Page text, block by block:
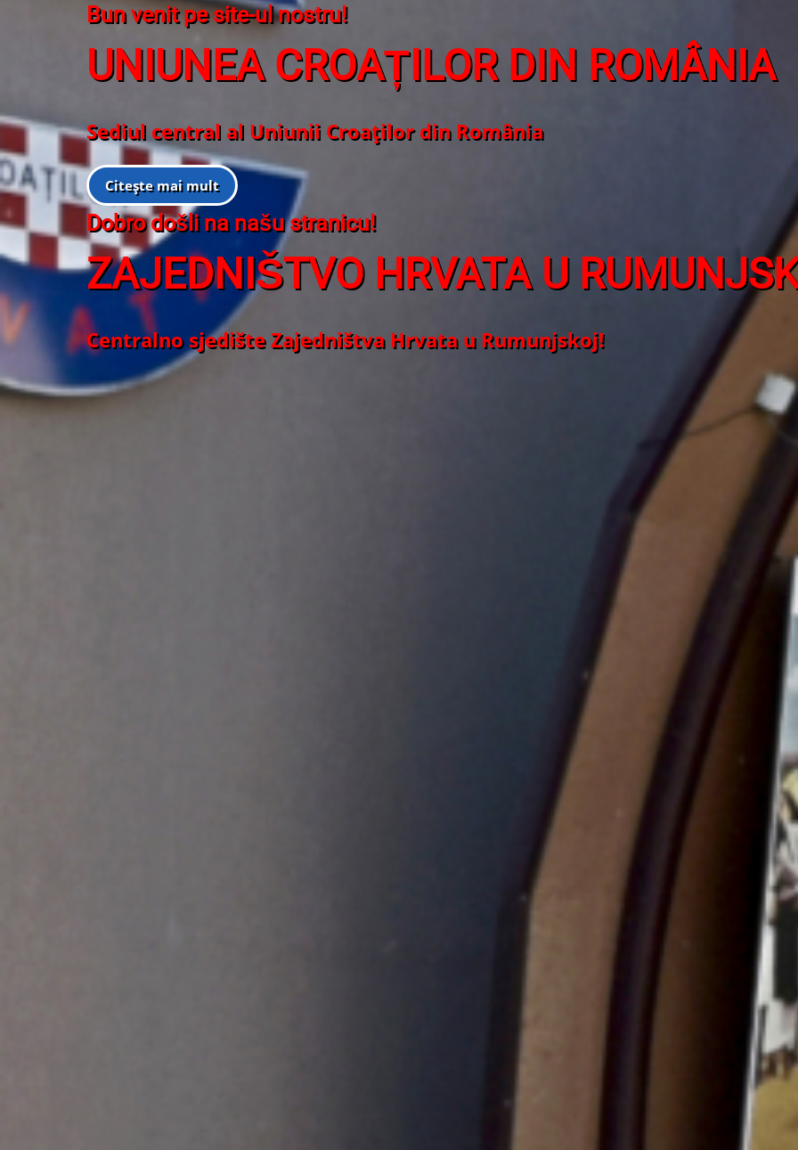
Bun venit pe site-ul nostru!
UNIUNEA CROAȚILOR DIN ROMÂNIA
Sediul central al Uniunii Croaților din România
Citește mai mult
Dobro došli na našu stranicu!
ZAJEDNIŠTVO HRVATA U
Centralno sjedište Zajedništva Hrvata u Rumunjskoj!